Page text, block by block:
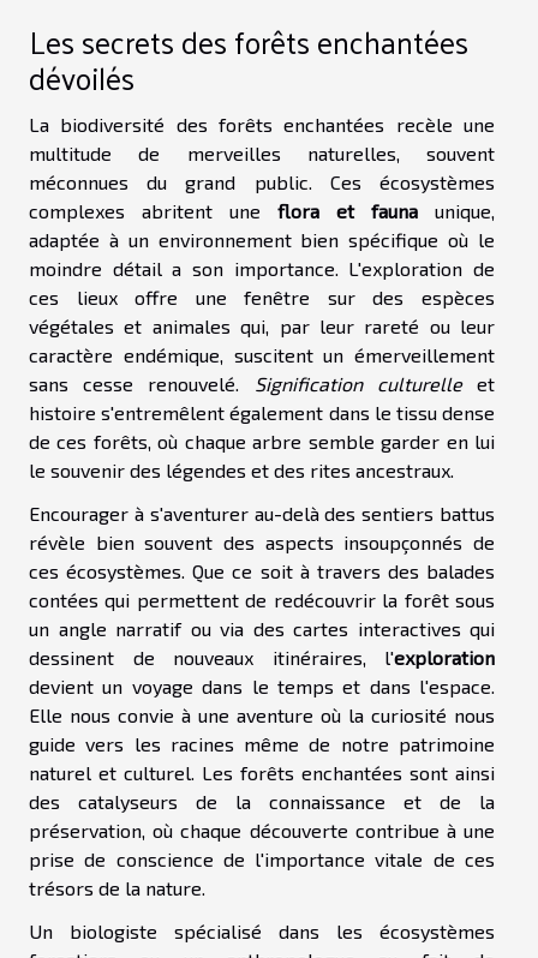
Les secrets des forêts enchantées
dévoilés
La biodiversité des forêts enchantées recèle une
multitude de merveilles naturelles, souvent
méconnues du grand public. Ces écosystèmes
complexes abritent une flora et fauna unique,
adaptée à un environnement bien spécifique où le
moindre détail a son importance. L'exploration de
ces lieux offre une fenêtre sur des espèces
végétales et animales qui, par leur rareté ou leur
caractère endémique, suscitent un émerveillement
sans cesse renouvelé.
Signification culturelleet
histoire s'entremêlent également dans le tissu dense
de ces forêts, où chaque arbre semble garder en lui
le souvenir des légendes et des rites ancestraux.
Encourager à s'aventurer au-delà des sentiers battus
révèle bien souvent des aspects insoupçonnés de
ces écosystèmes. Que ce soit à travers des balades
contées qui permettent de redécouvrir la forêt sous
un angle narratif ou via des cartes interactives qui
dessinent de nouveaux itinéraires, l'exploration
devient un voyage dans le temps et dans l'espace.
Elle nous convie à une aventure où la curiosité nous
guide vers les racines même de notre patrimoine
naturel et culturel. Les forêts enchantées sont ainsi
des catalyseurs de la connaissance et de la
préservation, où chaque découverte contribue à une
prise de conscience de l'importance vitale de ces
trésors de la nature.
Un biologiste spécialisé dans les écosystèmes